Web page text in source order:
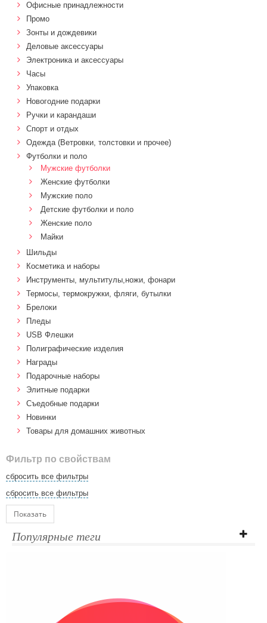
Офисные принадлежности
Промо
Зонты и дождевики
Деловые аксессуары
Электроника и аксессуары
Часы
Упаковка
Новогодние подарки
Ручки и карандаши
Спорт и отдых
Одежда (Ветровки, толстовки и прочее)
Футболки и поло
Мужские футболки
Женские футболки
Мужские поло
Детские футболки и поло
Женские поло
Майки
Шильды
Косметика и наборы
Инструменты, мультитулы,ножи, фонари
Термосы, термокружки, фляги, бутылки
Брелоки
Пледы
USB Флешки
Полиграфические изделия
Награды
Подарочные наборы
Элитные подарки
Cъедобные подарки
Новинки
Товары для домашних животных
Фильтр по свойствам
сбросить все фильтры
сбросить все фильтры
Показать
Популярные теги